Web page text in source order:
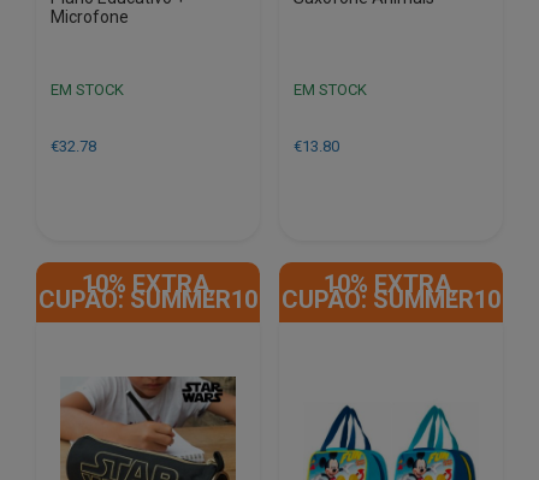
Microfone
EM STOCK
€32.78
EM STOCK
€13.80
10% EXTRA,
CUPÃO: SUMMER10
10% EXTRA,
CUPÃO: SUMMER10